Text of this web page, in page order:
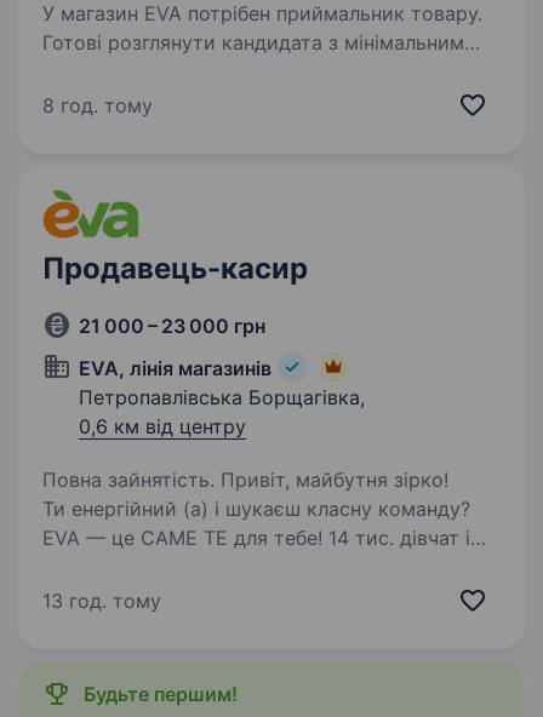
У магазин EVA потрібен приймальник товару.
Готові розглянути кандидата з мінімальним
приймальником. Гарантуємо базові соціальні
8 год. тому
Продавець-касир
21 000 – 23 000 грн
EVA, лінія магазинів
Петропавлівська Борщагівка,
0,6 км від центру
Повна зайнятість. Привіт, майбутня зірко!
Ти енергійний (а) і шукаєш класну команду?
EVA — це САМЕ ТЕ для тебе! 14 тис. дівчат і
Ми шукаємо продавця-касира, що готовий (а)
13 год. тому
Будьте першим!